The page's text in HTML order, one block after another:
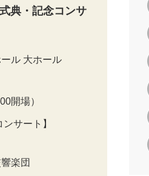
典・記念コンサ
ル 大ホール
開場）
サート】
楽団